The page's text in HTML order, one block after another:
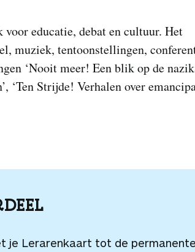
educatie, debat en cultuur. Het
muziek, tentoonstellingen,
‘Nooit meer! Een blik op de
‘Ten Strijde! Verhalen over
je Lerarenkaart tot de